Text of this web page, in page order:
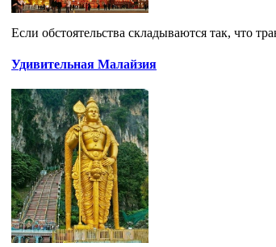
Если обстоятельства складываются так, что
Удивительная Малайзия